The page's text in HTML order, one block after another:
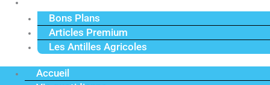
Bons Plans
Articles Premium
Les Antilles Agricoles
Accueil